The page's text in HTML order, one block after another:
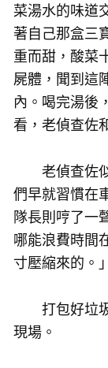
菜湯水的味道
著自己那盒三
重而甜，酸菜
屍體，聞到這
內。喝完湯後
看，老偵查佐
老偵查佐似
們早就習慣在
隊長則哼了一
哪能浪費時間
寸壓縮來的。」
打包好垃圾
現場。